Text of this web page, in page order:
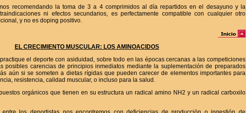
recomendando la toma de 3 a 4 comprimidos al día repartidos en el desayuno y la
ni efectos secundarios, es perfectamente compatible con cualquier otro
y no es doping positivo.
EL CRECIMIENTO MUSCULAR: LOS AMINOACIDOS
el deporte con asiduidad, sobre todo en las épocas cercanas a las competiciones
posibles carencias de principios inmediatos mediante la suplementación de preparados
aún si se someten a dietas rígidas que pueden carecer de elementos importantes para
resistencia, calidad muscular, o incluso para la salud.
orgánicos que tienen en su estructura un radical amino NH2 y un radical carboxilo